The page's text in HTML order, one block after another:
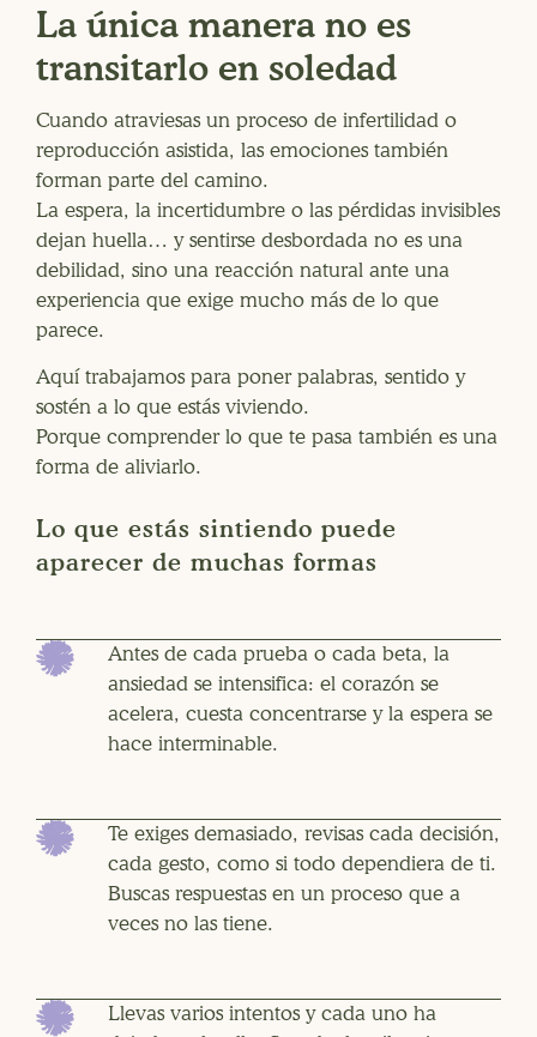
La única manera no es
transitarlo en soledad
Cuando atraviesas un proceso de infertilidad o
reproducción asistida, las emociones también
forman parte del camino.
La espera, la incertidumbre o las pérdidas invisibles
dejan huella… y sentirse desbordada no es una
debilidad, sino una reacción natural ante una
experiencia que exige mucho más de lo que
parece.
Aquí trabajamos para poner palabras, sentido y
sostén a lo que estás viviendo.
Porque comprender lo que te pasa también es una
forma de aliviarlo.
Lo que estás sintiendo puede
aparecer de muchas formas
Antes de cada prueba o cada beta, la
ansiedad se intensifica: el corazón se
acelera, cuesta concentrarse y la espera se
hace interminable.
Te exiges demasiado, revisas cada decisión,
cada gesto, como si todo dependiera de ti.
Buscas respuestas en un proceso que a
veces no las tiene.
Llevas varios intentos y cada uno ha